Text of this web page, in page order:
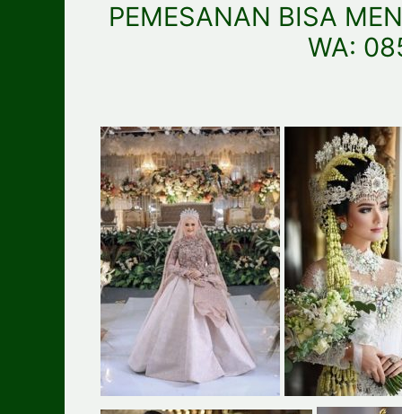
PEMESANAN BISA
WA: